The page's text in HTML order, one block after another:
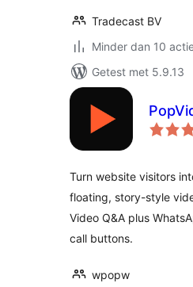
Tradecast BV
Minder dan 10
Getest met 5.9.13
Turn website visitors
floating, story-style
Video Q&A plus
call buttons.
wpopw